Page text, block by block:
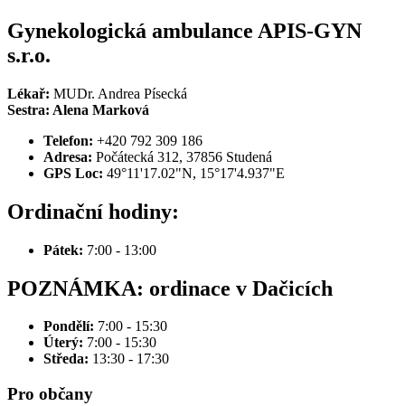
Gynekologická ambulance APIS-GYN
s.r.o.
Lékař: MUDr. Andrea Písecká
Sestra: Alena Marková
Telefon: +420 792 309 186
Adresa: Počátecká 312, 37856 Studená
GPS Loc: 49°11'17.02"N, 15°17'4.937"E
Ordinační hodiny:
Pátek: 7:00 - 13:00
POZNÁMKA: ordinace v Dačicích
Pondělí: 7:00 - 15:30
Úterý: 7:00 - 15:30
Středa: 13:30 - 17:30
Pro občany